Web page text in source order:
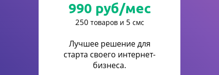
990 руб/мес
250 товаров и 5 смс
Лучшее решение для
старта своего интернет-
бизнеса.